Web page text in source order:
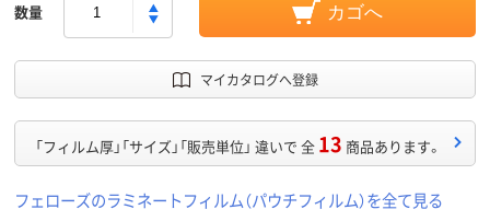
数量 カゴへ
マイカタログへ登録
「フィルム厚」「サイズ」「販売単位」 違いで 全 13 商品あります。
フェローズのラミネートフィルム（パウチフィルム）を全て見る